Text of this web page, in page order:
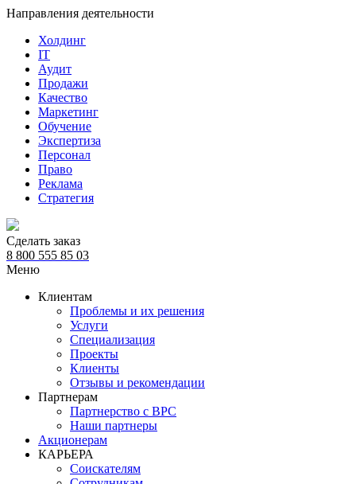
Направления деятельности
Холдинг
IT
Аудит
Продажи
Качество
Маркетинг
Обучение
Экспертиза
Персонал
Право
Реклама
Стратегия
Сделать заказ
8 800 555 85 03
Меню
Клиентам
Проблемы и их решения
Услуги
Специализация
Проекты
Клиенты
Отзывы и рекомендации
Партнерам
Партнерство с BPC
Наши партнеры
Акционерам
КАРЬЕРА
Соискателям